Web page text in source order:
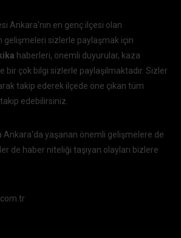
Ankara'nın en genç ilçesi olan
gelişmeleri sizlerle paylaşmak için
haberleri, önemli duyurular, kaza
bir çok bilgi sizlerle paylaşılmaktadır. Sizler
takip ederek ilçede öne çıkan tüm
edebilirsiniz.
Ankara'da yaşanan önemli gelişmelere de
de haber niteliği taşıyan olayları bizlere